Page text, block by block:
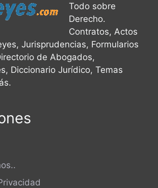
Todo sobre
Derecho.
Contratos, Actos
Jurisprudencias, Formularios
de Abogados,
Diccionario Jurídico, Temas